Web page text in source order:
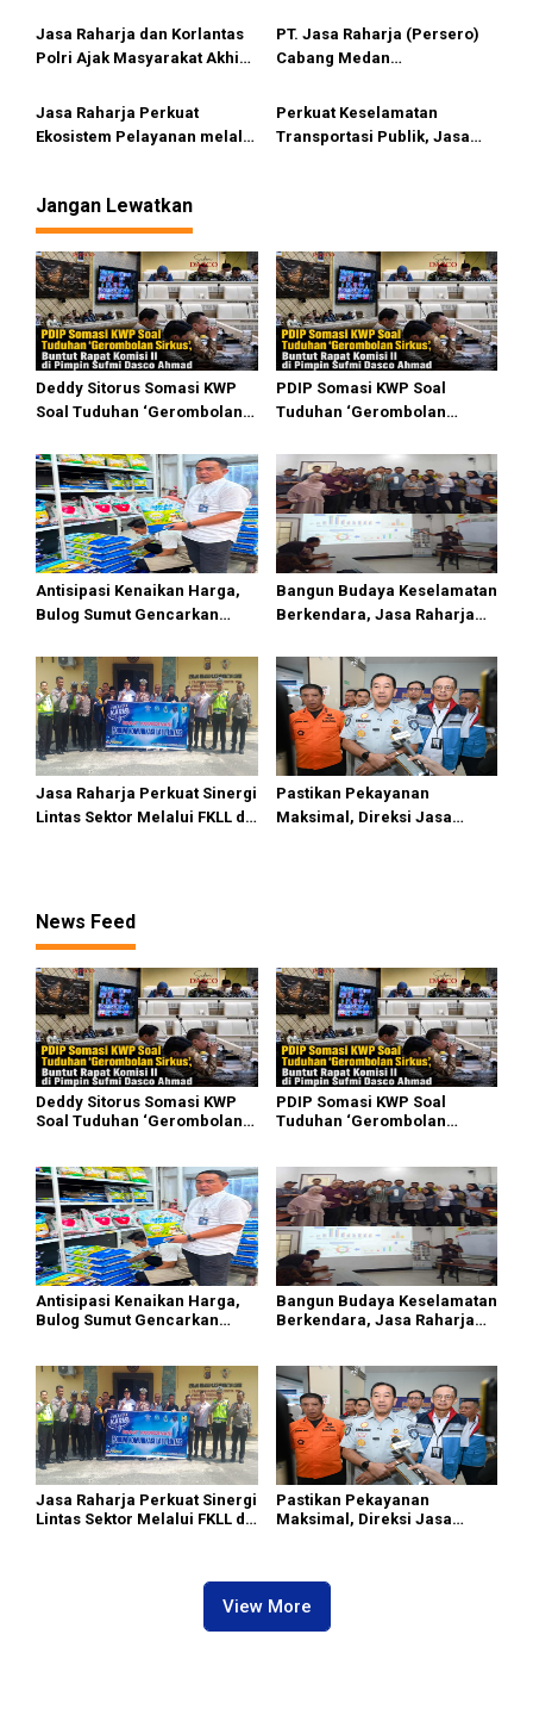
Perairan Sumenep
Raih Penghargaan di Ajang
Transportasi Indonesia
Jasa Raharja dan Korlantas
Polri Ajak Masyarakat Akhiri
Budaya Keselamatan Berlalu
Lintas
PT. Jasa Raharja (Persero)
Cabang Medan
Meningkatkan Pelayanan
dan Pencegahan Kecelakaan
Jasa Raharja Perkuat
Ekosistem Pelayanan melalui
Perkuat Keselamatan
Transportasi Publik, Jasa
Jangan Lewatkan
Deddy Sitorus Somasi KWP
Soal Tuduhan ‘Gerombolan
II Dipimpin Sufmi Dasco
Ahmad
PDIP Somasi KWP Soal
Tuduhan ‘Gerombolan
II Dipimpin Sufmi Dasco
Ahmad
Antisipasi Kenaikan Harga,
Bulog Sumut Gencarkan
Premium
Bangun Budaya Keselamatan
Berkendara, Jasa Raharja
Pasifik Medan Industri
Jasa Raharja Perkuat Sinergi
Lintas Sektor Melalui FKLL di
Pastikan Pekayanan
Maksimal, Direksi Jasa
News Feed
Deddy Sitorus Somasi KWP
Soal Tuduhan ‘Gerombolan
Ahmad
PDIP Somasi KWP Soal
Tuduhan ‘Gerombolan
Ahmad
Antisipasi Kenaikan Harga,
Bulog Sumut Gencarkan
Bangun Budaya Keselamatan
Berkendara, Jasa Raharja
Jasa Raharja Perkuat Sinergi
Lintas Sektor Melalui FKLL di
Pastikan Pekayanan
Maksimal, Direksi Jasa
View More